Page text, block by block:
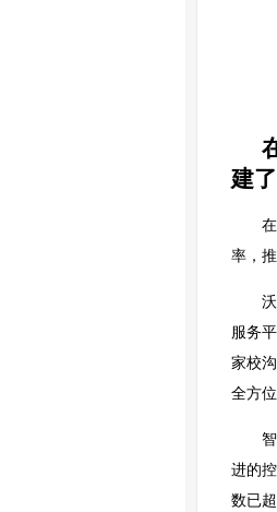
建
率，
服务
家校
全方位
进的
数已超